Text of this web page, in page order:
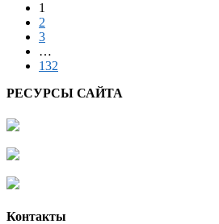
1
2
3
…
132
РЕСУРСЫ САЙТА
Контакты